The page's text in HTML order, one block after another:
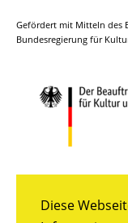
Diese
Gefördert mit Mitteln des
Bundesregierung für